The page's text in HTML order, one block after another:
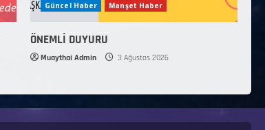
Güncel Haber Manşet Haber
ÖNEMLİ DUYURU
Muaythai Admin 3 Ağustos 2026